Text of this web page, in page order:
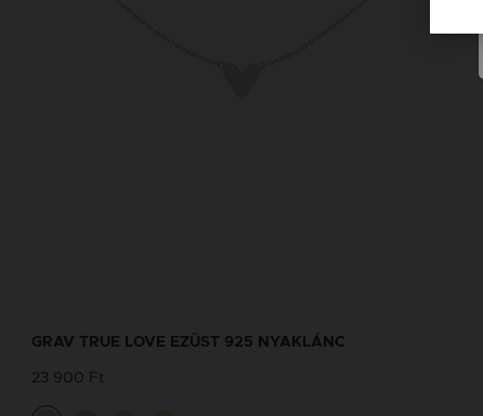
GRAV TRUE LOVE EZÜST 925 NYAKLÁNC
23 900 Ft